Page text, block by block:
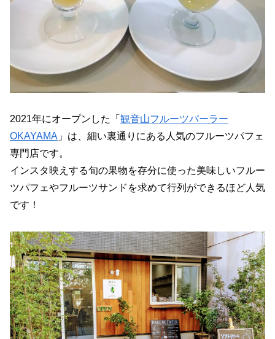
2021年にオープンした「 観音山フルーツパーラー
OKAYAMA 」は、細い裏通りにある人気のフルーツパフェ
専門店です。
インスタ映えする旬の果物を存分に使った美味しいフルー
ツパフェやフルーツサンドを求めて行列ができるほど人気
です！